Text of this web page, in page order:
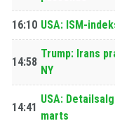
16:10 USA: ISM-
14:58
Trump: Irans
NY
14:41
USA:
marts